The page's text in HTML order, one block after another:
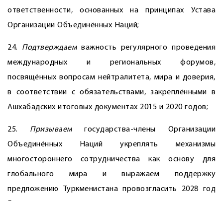
ответственности, основанных на принципах Устава
Организации Объединённых Наций;
24. Подтверждаемважность регулярного проведения
международных и региональных форумов,
посвящённых вопросам нейтралитета, мира и доверия,
в соответствии с обязательствами, закреплёнными в
Ашхабадских итоговых документах 2015 и 2020 годов;
25. Призываемгосударства-члены Организации
Объединённых Наций укреплять механизмы
многостороннего сотрудничества как основу для
глобального мира и выражаем поддержку
предложению Туркменистана провозгласить 2028 год